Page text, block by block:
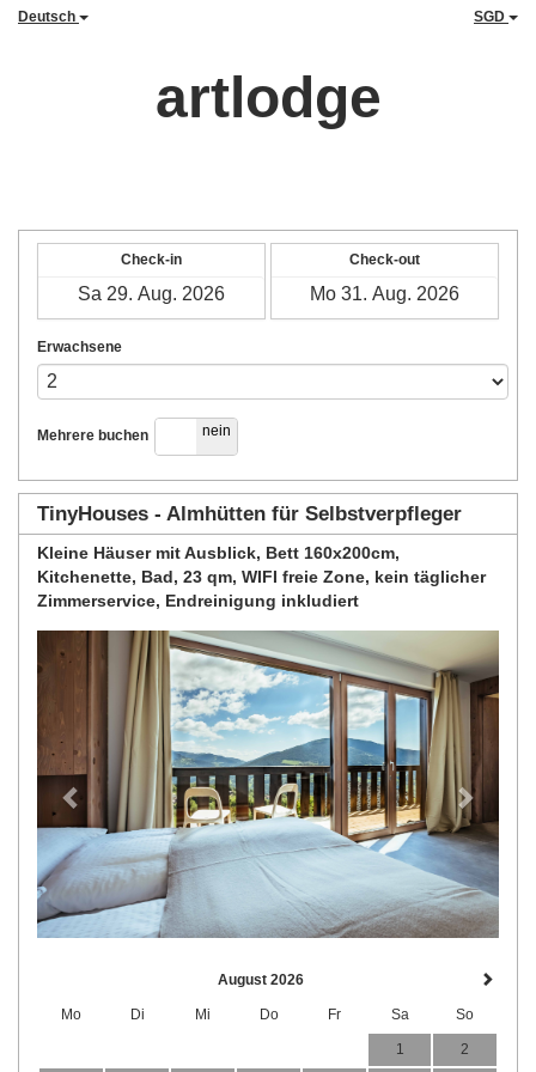
Deutsch SGD
artlodge
Check-in Check-out
Erwachsene
Mehrere buchen
ja nein
TinyHouses - Almhütten für Selbstverpfleger
Kleine Häuser mit Ausblick, Bett 160x200cm,
Kitchenette, Bad, 23 qm, WIFI freie Zone, kein täglicher
Zimmerservice, Endreinigung inkludiert
Previous Next
August 2026
Mo Di Mi Do Fr Sa So
1 2